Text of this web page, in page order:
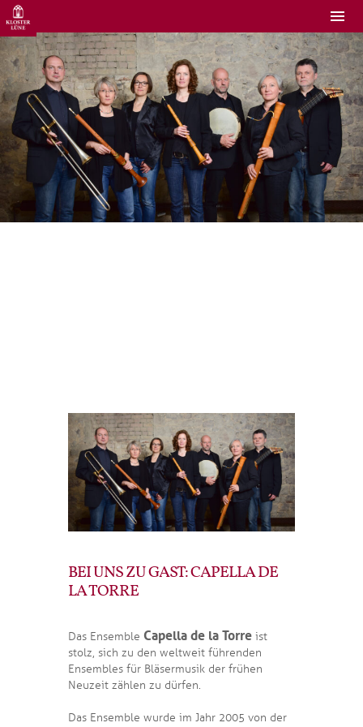
BEI UNS ZU GAST: CAPELLA DE
LA TORRE
Das Ensemble Capella de la Torre ist
stolz, sich zu den weltweit führenden
Ensembles für Bläsermusik der frühen
Neuzeit zählen zu dürfen.
Das Ensemble wurde im Jahr 2005 von der